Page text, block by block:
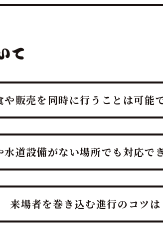
て
や販売を同時に行うことは可能
後、その場で最高の贅沢を味わう「試食
＆販売」の組み合わせが、イベント効果
水道設備がない場所でも対応で
ータリング部門実績No.1を誇るプロ集団
、迫力満点のマグロ解体ショーと贅沢な
来場者を巻き込む進行のコツは